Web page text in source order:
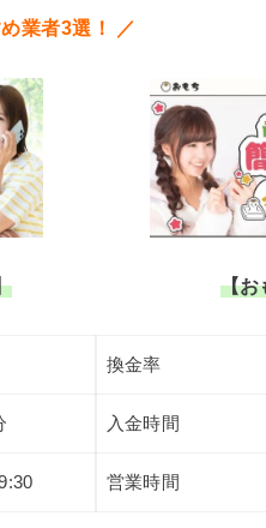
業者3選！ ／
【お
換金率
入金時間
営業時間